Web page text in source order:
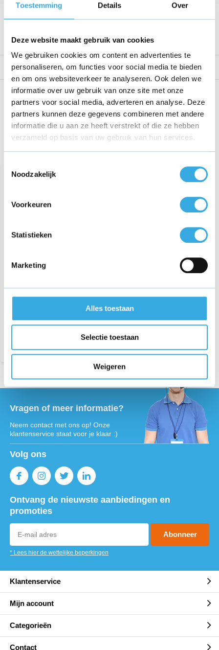
Toestemming Details Over
Deze website maakt gebruik van cookies
We gebruiken cookies om content en advertenties te
personaliseren, om functies voor social media te bieden
en om ons websiteverkeer te analyseren. Ook delen we
informatie over uw gebruik van onze site met onze
partners voor social media, adverteren en analyse. Deze
partners kunnen deze gegevens combineren met andere
informatie die u aan ze heeft verstrekt of die ze hebben
verzameld op basis van uw gebruik van hun services.
Noodzakelijk
Voorkeuren
Statistieken
Marketing
Alles toestaan
Selectie toestaan
Weigeren
Reviews
Share this product!
Recent bekeken
Crosstrainer Star Fit C100
oplader
€ 21,95
Morgen in huis
Vragen of meer informatie?
Neem contact met ons op! Onze
klantenservice staat voor je klaar :)
Volg ons
Ontvang de nieuwste aanbiedingen en
promoties
Abonneer
* Lees hier de wettelijke beperkingen
Klantenservice
Mijn account
Categorieën
Contact